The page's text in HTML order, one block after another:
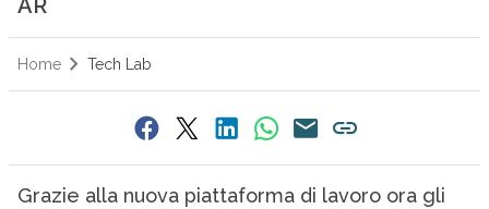
AR
Home Tech Lab
Grazie alla nuova piattaforma di lavoro ora gli